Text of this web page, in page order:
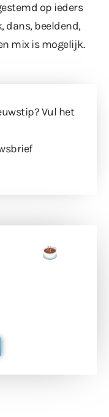
op ieders
dans, beeldend,
mix is mogelijk.
Vul het